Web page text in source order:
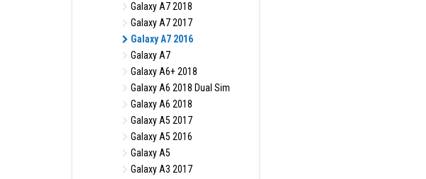
Galaxy A7 2018
Galaxy A7 2017
Galaxy A7 2016
Galaxy A7
Galaxy A6+ 2018
Galaxy A6 2018 Dual Sim
Galaxy A6 2018
Galaxy A5 2017
Galaxy A5 2016
Galaxy A5
Galaxy A3 2017